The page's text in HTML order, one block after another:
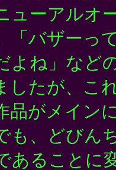
ューアルオ
「バザーっ
よね」など
したが、こ
品がメイン
も、どびん
あることに